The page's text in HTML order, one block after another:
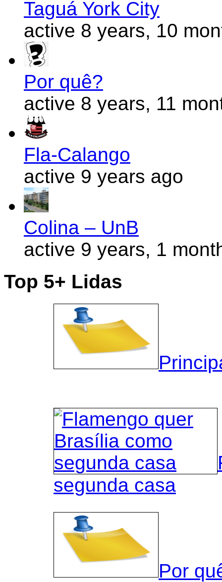
Taguá York City
active 8 years, 10
Por quê?
active 8 years, 11
Fla-Calango
active 9 years ago
Colina – UnB
active 9 years, 1
Top 5+ Lidas
segunda casa
Por